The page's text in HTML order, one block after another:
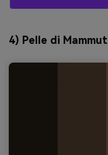
4) Pelle di Mammut